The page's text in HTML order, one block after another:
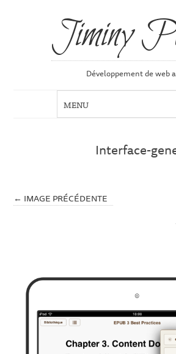
Jiminy
Développement de web
Interface-
← IMAGE PRÉCÉDENTE